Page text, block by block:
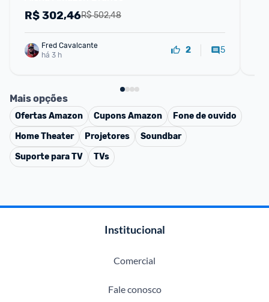
R$ 502,48
R$302,46
Fred Cavalcante
há 3 h
2 5
Mais opções
OfertasAmazon CuponsAmazon
Fone de ouvido
Home Theater
Projetores
Soundbar
Suporte para TV
TVs
Institucional
Comercial
Fale conosco